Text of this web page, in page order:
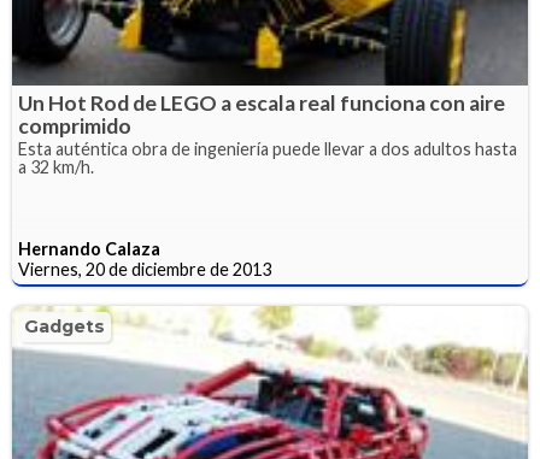
Un Hot Rod de LEGO a escala real funciona con aire
comprimido
Esta auténtica obra de ingeniería puede llevar a dos adultos hasta
a 32 km/h.
Hernando Calaza
Viernes, 20 de diciembre de 2013
Gadgets